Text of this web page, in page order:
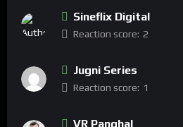
Sineflix Digital
Reaction score: 2
Jugni Series
Reaction score: 1
VR Panghal